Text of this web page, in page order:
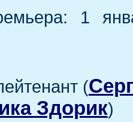
1
(
Здорик)